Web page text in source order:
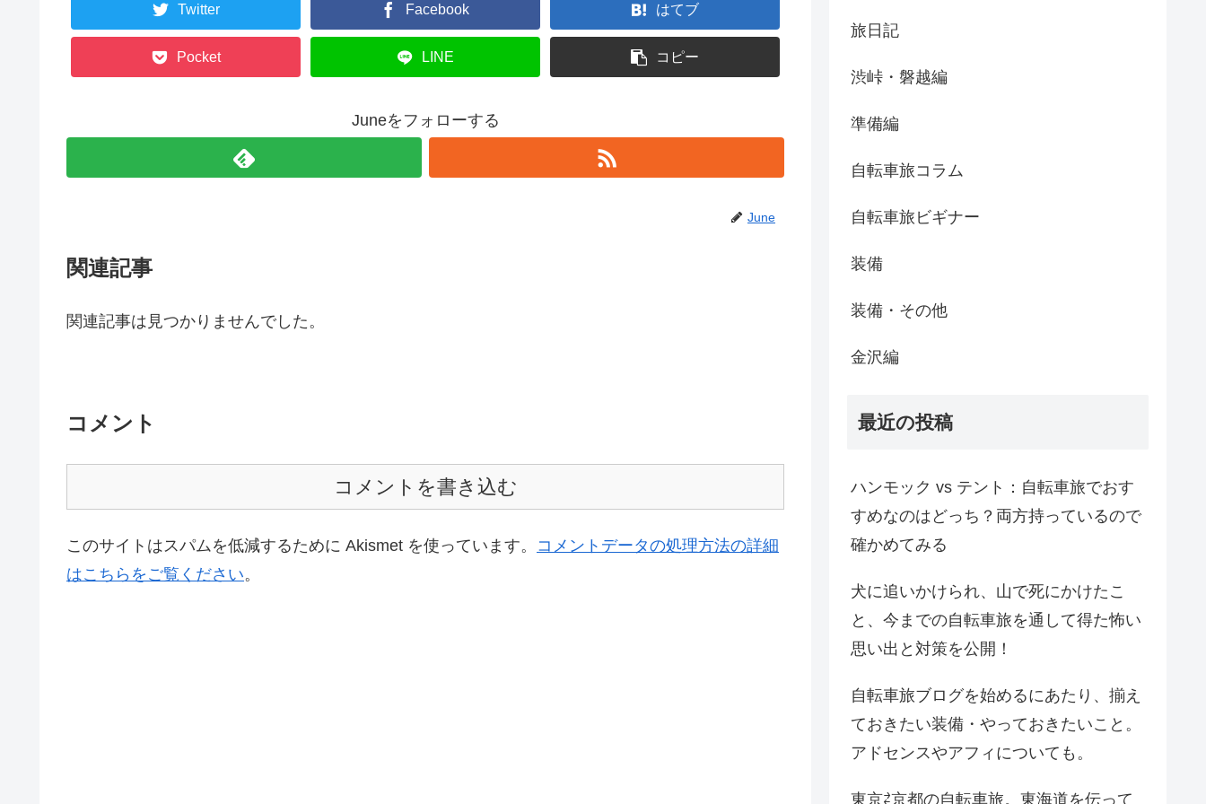
Twitter Facebook はてブ
Pocket LINE コピー
Juneをフォローする
June
関連記事
関連記事は見つかりませんでした。
コメント
コメントを書き込む
このサイトはスパムを低減するために Akismet を使っています。 コメントデータの処理方法の詳細
はこちらをご覧ください。
旅日記
渋峠・磐越編
準備編
自転車旅コラム
自転車旅ビギナー
装備
装備・その他
金沢編
最近の投稿
ハンモック vs テント：自転車旅でおす
すめなのはどっち？両方持っているので
確かめてみる
犬に追いかけられ、山で死にかけたこ
と、今までの自転車旅を通して得た怖い
思い出と対策を公開！
自転車旅ブログを始めるにあたり、揃え
ておきたい装備・やっておきたいこと。
アドセンスやアフィについても。
東京⇄京都の自転車旅。東海道を伝って